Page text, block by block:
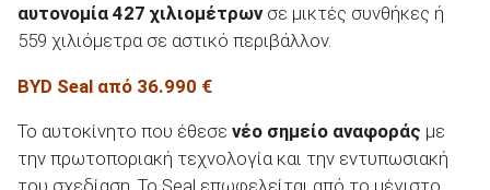
αυτονομία 427 χιλιομέτρωνσε μικτές συνθήκες ή
559 χιλιόμετρα σε αστικό περιβάλλον.
BYD Seal από 36.990 €
Το αυτοκίνητο που έθεσε νέο σημείο αναφοράς με
την πρωτοποριακή τεχνολογία και την εντυπωσιακή